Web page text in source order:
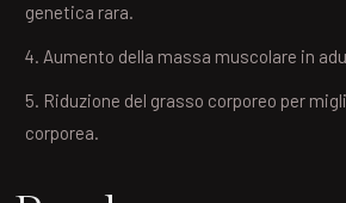
genetica rara.
Aumento della massa muscolare in
Riduzione del grasso corporeo per
corporea.